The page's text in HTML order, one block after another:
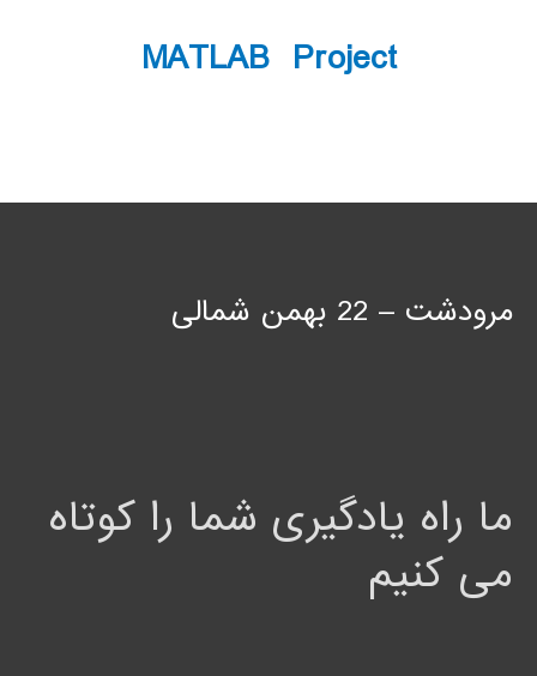
MATLAB Project
مرودشت – 22 بهمن شمالی
ما راه یادگیری شما را کوتاه
می کنیم